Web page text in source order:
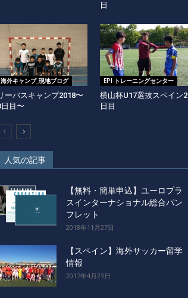
日
海外キャンプ_現地ブログ
ーバスキャンプ2018〜
目〜
EPI トレーニングセンター
横山杯U17選抜スペイン2
日目
人気の記事
【無料・簡単申込】ユーロプラ
スインターナショナル総合パン
フレット
2018年11月27日
【スペイン】海外サッカー留学
情報
2017年4月23日